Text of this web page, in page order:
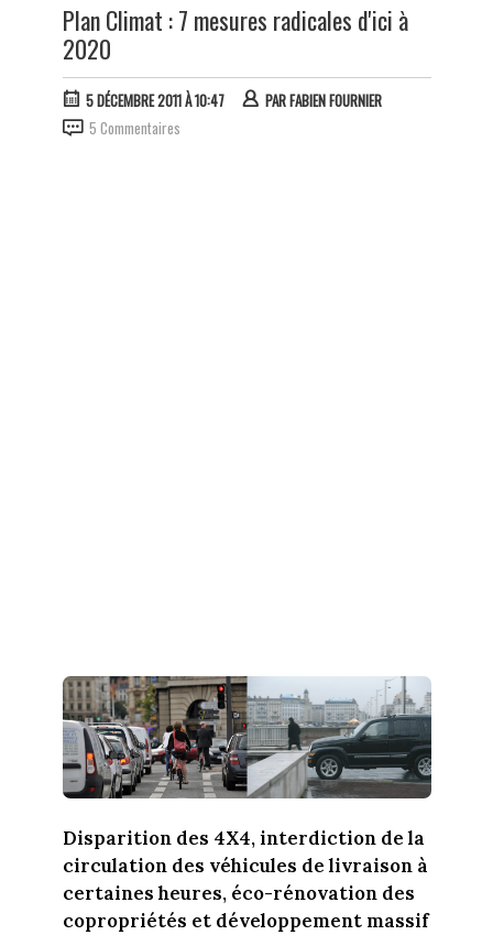
Plan Climat : 7 mesures radicales d'ici à
2020
5 DÉCEMBRE 2011 À 10:47 PARFABIEN FOURNIER
5 Commentaires
Disparition des 4X4, interdiction de la
circulation des véhicules de livraison à
certaines heures, éco-rénovation des
copropriétés et développement massif